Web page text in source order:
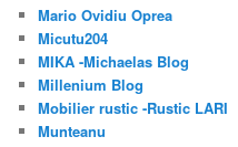
Mario Ovidiu Oprea
Micutu204
MIKA -Michaelas Blog
Millenium Blog
Mobilier rustic -Rustic LARI
Munteanu